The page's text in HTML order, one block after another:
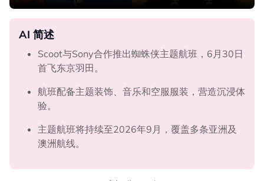
AI 简述
Scoot与Sony合作推出蜘蛛侠主题航班，6月30日
首飞东京羽田。
航班配备主题装饰、音乐和空服服装，营造沉浸体
验。
主题航班将持续至2026年9月，覆盖多条亚洲及
澳洲航线。